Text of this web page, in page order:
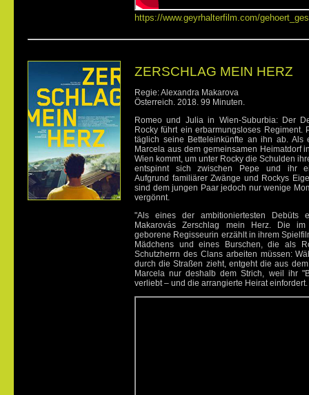
https://www.geyrhalterfilm.com/
ZERSCHLAG MEIN HERZ
Regie: Alexandra Makarova
Österreich. 2018. 99 Minuten.
Romeo und Julia in Wien-Suburbia: Der
Rocky führt ein erbarmungsloses Regiment.
täglich seine Betteleinkünfte an ihn ab. Als
Marcela aus dem gemeinsamen Heimatdorf
Wien kommt, um unter Rocky die Schulden
entspinnt sich zwischen Pepe und ihr
Aufgrund familiärer Zwänge und Rockys
sind dem jungen Paar jedoch nur wenige
vergönnt.
"Als eines der ambitioniertesten Debüts
Makarovás Zerschlag mein Herz. Die im
geborene Regisseurin erzählt in ihrem
Mädchens und eines Burschen, die als
Schutzherrn des Clans arbeiten müssen:
durch die Straßen zieht, entgeht die aus
Marcela nur deshalb dem Strich, weil ihr
verliebt – und die arrangierte Heirat einfordert.